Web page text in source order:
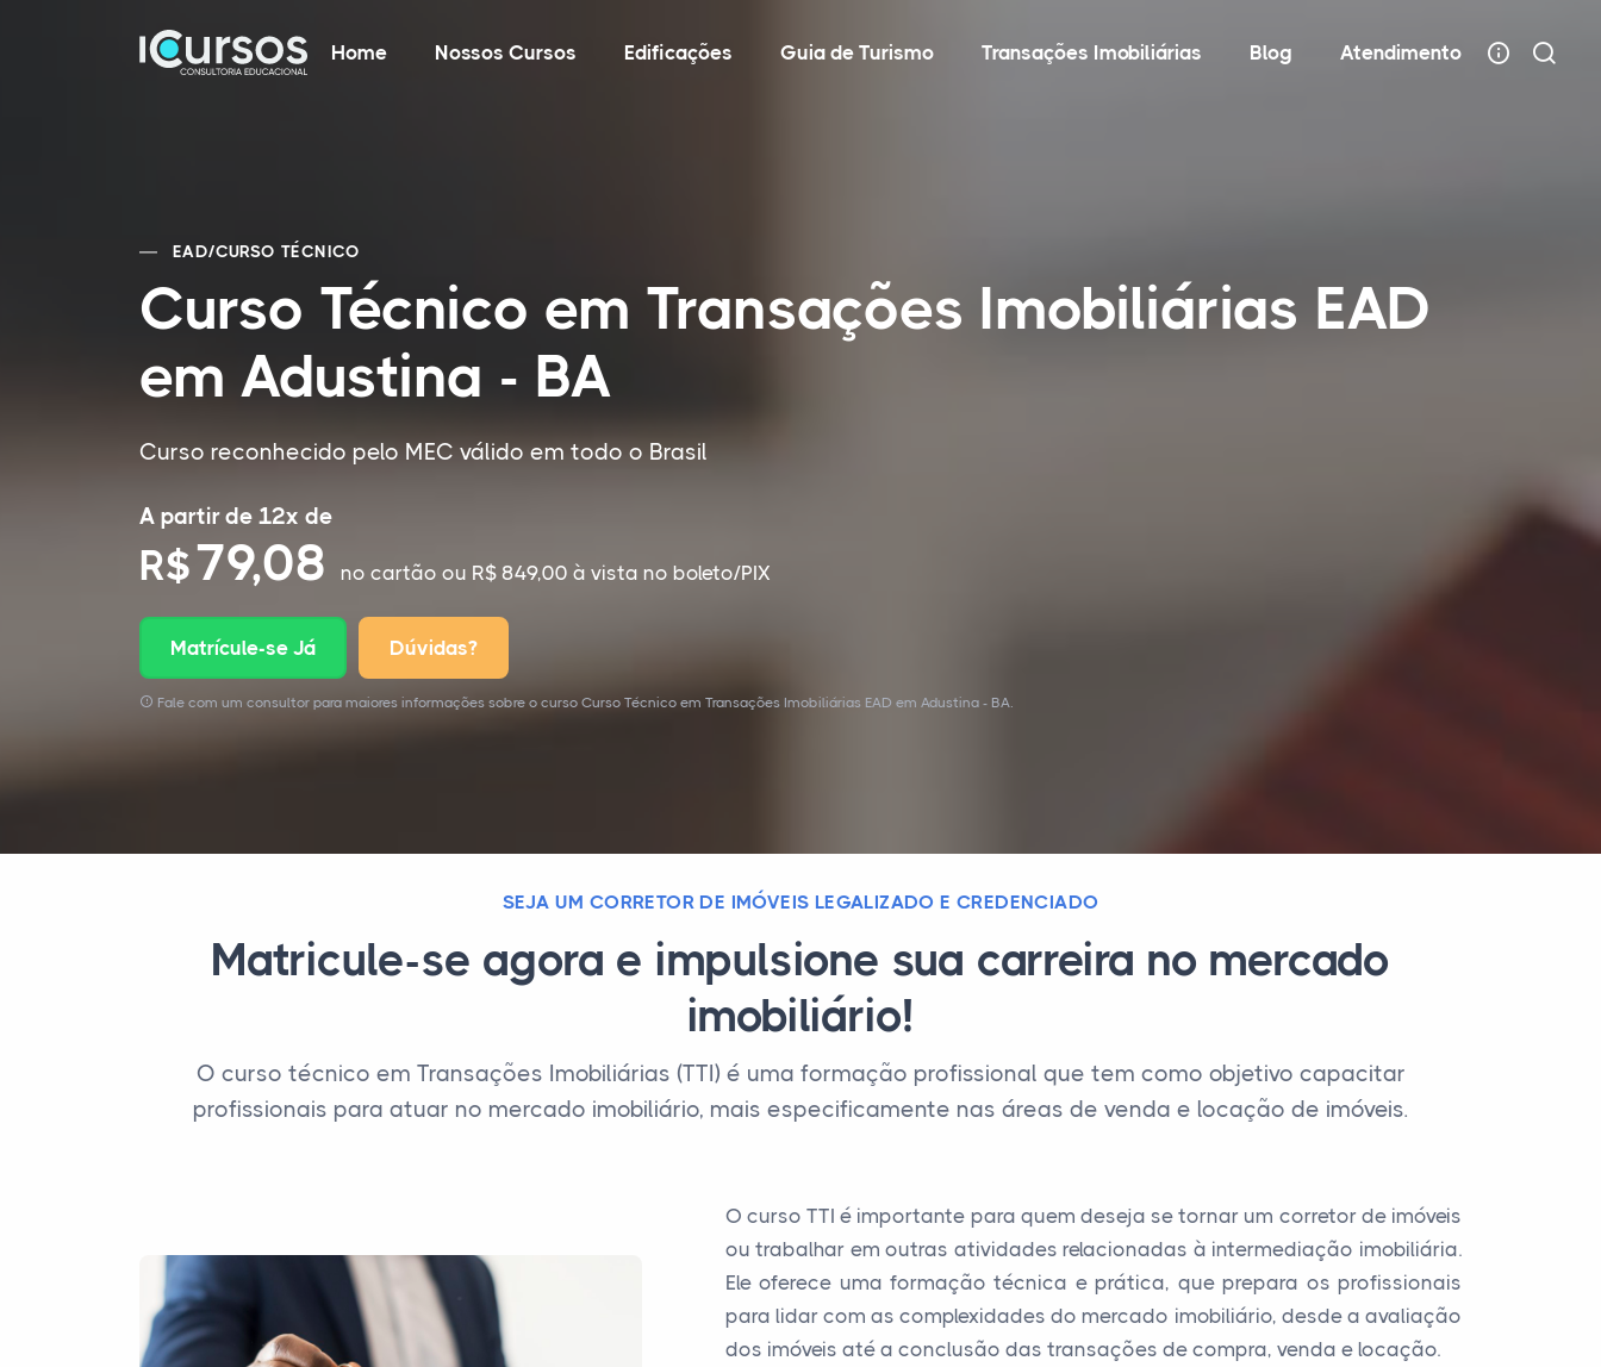
Home Nossos Cursos Edificações Guia de Turismo Transações Imobiliárias Blog Atendimento
EAD/CURSO TÉCNICO
Curso Técnico em Transações Imobiliárias EAD
em Adustina - BA
Curso reconhecido pelo MEC válido em todo o Brasil
A partir de 12x de
R$79,08 no cartão ou R$ 849,00 à vista no boleto/PIX
Matrícule-se Já Dúvidas?
Fale com um consultor para maiores informações sobre o curso Curso Técnico em Transações Imobiliárias EAD em Adustina - BA.
SEJA UM CORRETOR DE IMÓVEIS LEGALIZADO E CREDENCIADO
Matricule-se agora e impulsione sua carreira no mercado
imobiliário!
O curso técnico em Transações Imobiliárias (TTI) é uma formação profissional que tem como objetivo capacitar
profissionais para atuar no mercado imobiliário, mais especificamente nas áreas de venda e locação de imóveis.
O curso TTI é importante para quem deseja se tornar um corretor de imóveis
ou trabalhar em outras atividades relacionadas à intermediação imobiliária.
Ele oferece uma formação técnica e prática, que prepara os profissionais
para lidar com as complexidades do mercado imobiliário, desde a avaliação
dos imóveis até a conclusão das transações de compra, venda e locação.